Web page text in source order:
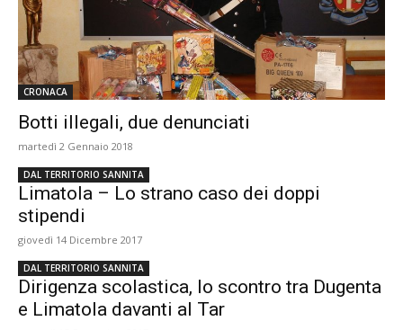
CRONACA
Botti illegali, due denunciati
martedì 2 Gennaio 2018
DAL TERRITORIO SANNITA
Limatola – Lo strano caso dei doppi
stipendi
giovedì 14 Dicembre 2017
DAL TERRITORIO SANNITA
Dirigenza scolastica, lo scontro tra Dugenta
e Limatola davanti al Tar